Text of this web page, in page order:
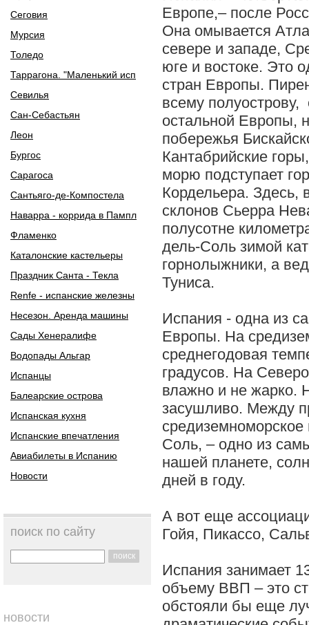
Сеговия
Мурсия
Толедо
Таррагона. "Маленький исп
Севилья
Сан-Себастьян
Леон
Бургос
Сарагоса
Сантьяго-де-Компостела
Наварра - коррида в Пампл
Фламенко
Каталонские кастельеры
Праздник Санта - Текла
Renfe - испанские железны
Несезон. Аренда машины
Сады Хенералифе
Водопады Альгар
Испанцы
Балеарские острова
Испанская кухня
Испанские впечатления
Авиабилеты в Испанию
Новости
поиск по сайту
поиск
новости
Европе,– после
Она омывается
севере и западе,
юге и востоке. Это
стран Европы.
всему
остальной Европы,
побережья
Кантабрийские
морю подступает
Кордельера. Здесь,
склонов Сьерра
полусотне
дель-Соль зимой
горнолыжники, а
Туниса.
Испания - одна из
Европы. На
среднегодовая
градусов. На
влажно и не жарко.
засушливо. Между
Соль, – одно из
нашей планете,
дней в году.
А вот еще
Гойя, Пикассо,
Испания занимает
объему ВВП – это
обстояли бы еще